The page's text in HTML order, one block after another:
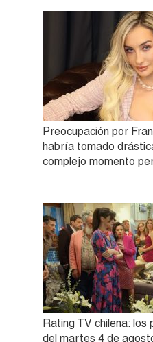
Preocupación por
habría tomado
complejo momento
Rating TV chilena:
del martes 4 de